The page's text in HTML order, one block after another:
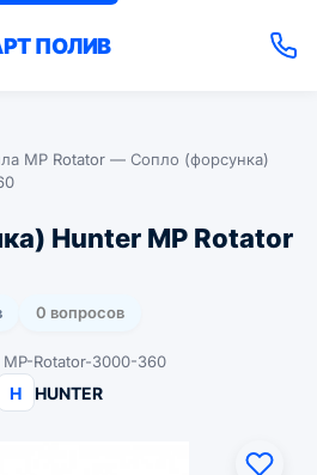
ПОЛИВ
MP Rotator — Сопло (форсунка)
Hunter MP Rotator
0 вопросов
MP-Rotator-3000-360
H HUNTER